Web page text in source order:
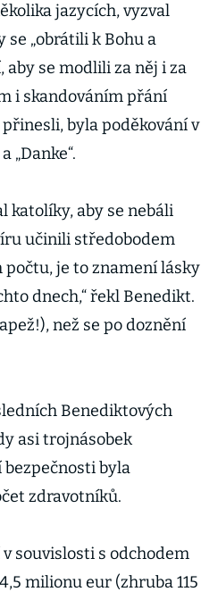
jazycích, vyzval
se „obrátili k Bohu a
aby se modlili za něj i za
i skandováním přání
byla poděkování v
„Danke“.
katolíky, aby se nebáli
učinili středobodem
počtu, je to znamení lásky
dnech,“ řekl Benedikt.
než se po doznění
Benediktových
asi trojnásobek
byla
zdravotníků.
souvislosti s odchodem
milionu eur (zhruba 115